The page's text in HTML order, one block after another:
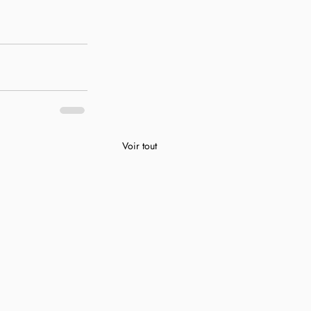
Voir tout